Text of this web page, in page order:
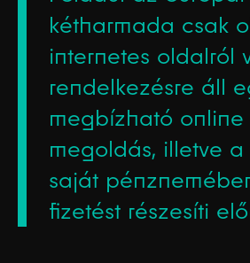
kétharmada csak
internetes oldalról
rendelkezésre áll
megbízható online
megoldás, illetve
saját
fizetést részesíti